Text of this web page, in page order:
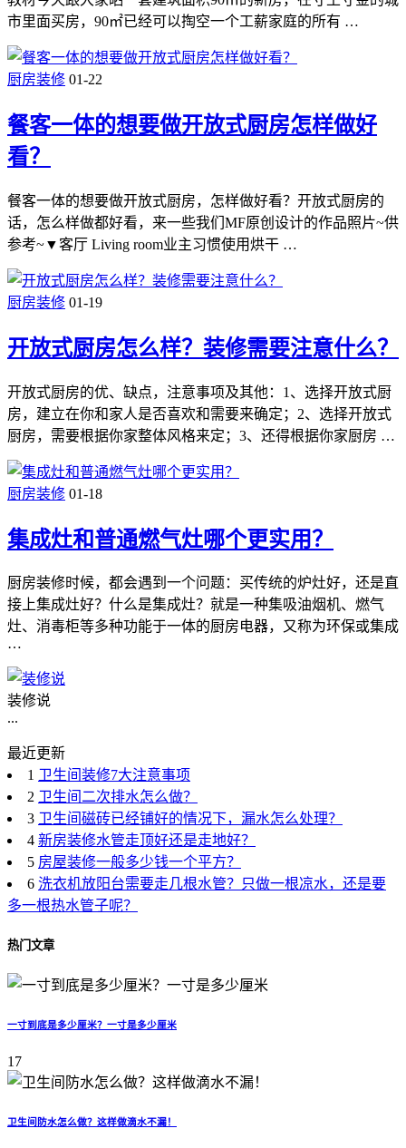
市里面买房，90㎡已经可以掏空一个工薪家庭的所有 …
厨房装修 01-22
餐客一体的想要做开放式厨房怎样做好
看？
餐客一体的想要做开放式厨房，怎样做好看？开放式厨房的
话，怎么样做都好看，来一些我们MF原创设计的作品照片~供
参考~▼客厅 Living room业主习惯使用烘干 …
厨房装修 01-19
开放式厨房怎么样？装修需要注意什么？
开放式厨房的优、缺点，注意事项及其他：1、选择开放式厨
房，建立在你和家人是否喜欢和需要来确定；2、选择开放式
厨房，需要根据你家整体风格来定；3、还得根据你家厨房 …
厨房装修 01-18
集成灶和普通燃气灶哪个更实用？
厨房装修时候，都会遇到一个问题：买传统的炉灶好，还是直
接上集成灶好？什么是集成灶？就是一种集吸油烟机、燃气
灶、消毒柜等多种功能于一体的厨房电器，又称为环保或集成
…
装修说
...
最近更新
1
卫生间装修7大注意事项
2
卫生间二次排水怎么做？
3
卫生间磁砖已经铺好的情况下，漏水怎么处理？
4 新房装修水管走顶好还是走地好？
5 房屋装修一般多少钱一个平方？
6 洗衣机放阳台需要走几根水管？只做一根凉水，还是要
多一根热水管子呢？
热门文章
一寸到底是多少厘米？一寸是多少厘米
17
卫生间防水怎么做？这样做滴水不漏！